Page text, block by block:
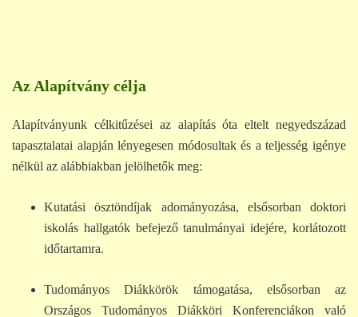
Az Alapítvány célja
Alapítványunk célkitűzései az alapítás óta eltelt negyedszázad
tapasztalatai alapján lényegesen módosultak és a teljesség igénye
nélkül az alábbiakban jelölhetők meg:
Kutatási ösztöndíjak adományozása, elsősorban doktori
iskolás hallgatók befejező tanulmányai idejére, korlátozott
időtartamra.
Tudományos Diákkörök támogatása, elsősorban az
Országos Tudományos Diákköri Konferenciákon való